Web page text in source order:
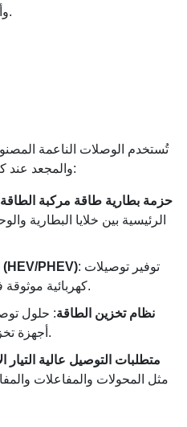
وأنظمة البطاريات المختلفة.
تُستخدم الوصلات الناعمة
والمجعد عند كلا الطرفين على نطاق واسع في:
حزمة بطارية طاقة مركبة الطاقة
الرئيسية بين خلايا البطارية
السيارة الكهربائية الهجينة (HEV/PHEV): توفير توصيلات
كهربائية موثوقة في أنظمة إدارة البطاريات.
نظام تخزين الطاقة: حلول
أجهزة تخزين الطاقة واسعة النطاق.
متطلبات التوصيل عالية التيار
مثل المحولات والمفاعلات